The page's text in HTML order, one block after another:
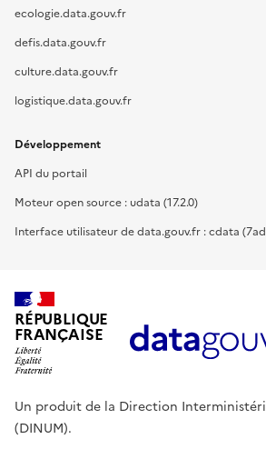
ecologie.data.gouv.fr
defis.data.gouv.fr
culture.data.gouv.fr
logistique.data.gouv.fr
Développement
API du portail
Moteur open source : udata (17.2.0)
Interface utilisateur de data.gouv.fr : cdata
RÉPUBLIQUE
FRANÇAISE
Un produit de la Direction
(DINUM).